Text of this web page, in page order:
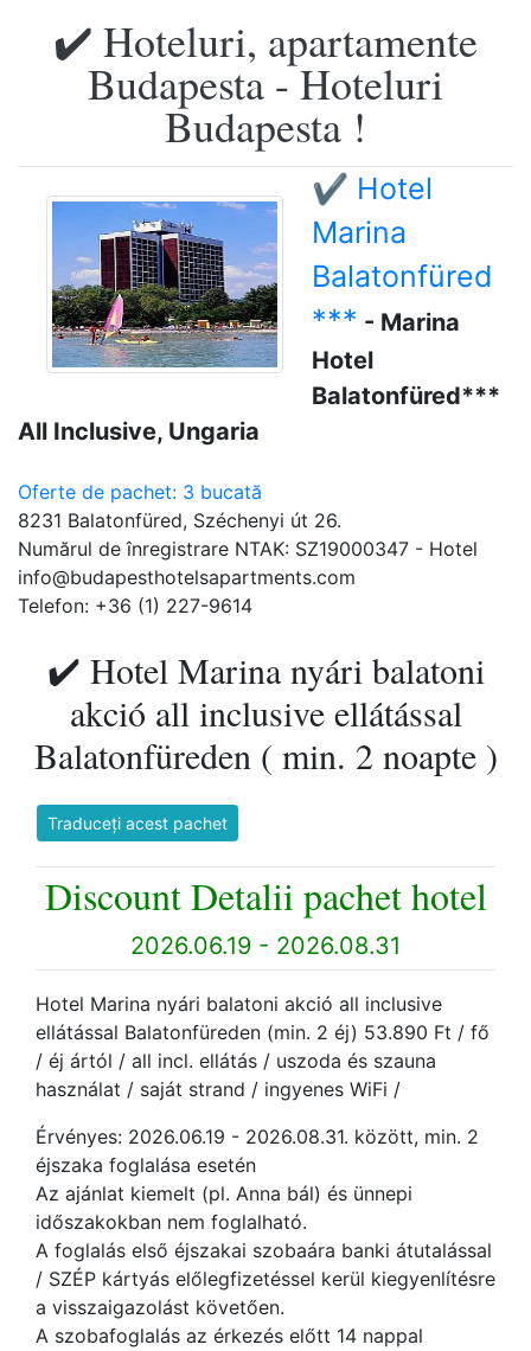
✔️ Hoteluri, apartamente
Budapesta - Hoteluri
Budapesta !
✔️ Hotel
Marina
Balatonfüred
*** - Marina
Hotel
Balatonfüred***
All Inclusive, Ungaria
Oferte de pachet: 3 bucată
8231 Balatonfüred, Széchenyi út 26.
Numărul de înregistrare NTAK: SZ19000347 - Hotel
info@budapesthotelsapartments.com
Telefon: +36 (1) 227-9614
✔️ Hotel Marina nyári balatoni
akció all inclusive ellátással
Balatonfüreden ( min. 2 noapte )
Traduceți acest pachet
Discount Detalii pachet hotel
2026.06.19 - 2026.08.31
Hotel Marina nyári balatoni akció all inclusive
ellátással Balatonfüreden (min. 2 éj) 53.890 Ft / fő
/ éj ártól / all incl. ellátás / uszoda és szauna
használat / saját strand / ingyenes WiFi /
Érvényes: 2026.06.19 - 2026.08.31. között, min. 2
éjszaka foglalása esetén
Az ajánlat kiemelt (pl. Anna bál) és ünnepi
időszakokban nem foglalható.
A foglalás első éjszakai szobaára banki átutalással
/ SZÉP kártyás előlegfizetéssel kerül kiegyenlítésre
a visszaigazolást követően.
A szobafoglalás az érkezés előtt 14 nappal